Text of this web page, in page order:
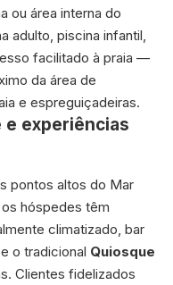
ou área interna do
adulto, piscina infantil,
facilitado à praia —
da área de
e espreguiçadeiras.
e experiências
pontos altos do Mar
hóspedes têm
climatizado, bar
o tradicional Quiosque
Clientes fidelizados